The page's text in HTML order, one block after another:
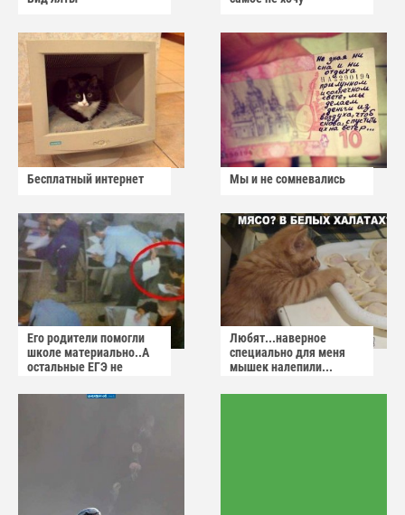
Бесплатный интернет Мы и не сомневались
Его родители помогли
школе материально..А
остальные ЕГЭ не
Любят...наверное
специально для меня
мышек налепили...